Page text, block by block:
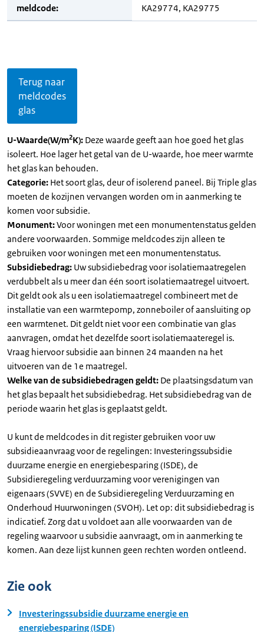
meldcode:
KA29774, KA29775
Terug naar
meldcodes
glas
U-Waarde(W/m2K): Deze waarde geeft aan hoe goed het glas
isoleert. Hoe lager het getal van de U-waarde, hoe meer warmte
het glas kan behouden.
Categorie: Het soort glas, deur of isolerend paneel. Bij Triple glas
moeten de kozijnen vervangen worden om in aanmerking te
komen voor subsidie.
Monument:Voor woningen met een monumentenstatus gelden
andere voorwaarden. Sommige meldcodes zijn alleen te
gebruiken voor woningen met een monumentenstatus.
Subsidiebedrag: Uw subsidiebedrag voor isolatiemaatregelen
verdubbelt als u meer dan één soort isolatiemaatregel uitvoert.
Dit geldt ook als u een isolatiemaatregel combineert met de
installatie van een warmtepomp, zonneboiler of aansluiting op
een warmtenet. Dit geldt niet voor een combinatie van glas
aanvragen, omdat het dezelfde soort isolatiemaateregel is.
Vraag hiervoor subsidie aan binnen 24 maanden na het
uitvoeren van de 1e maatregel.
Welke van de subsidiebedragen geldt: De plaatsingsdatum van
het glas bepaalt het subsidiebedrag. Het subsidiebedrag van de
periode waarin het glas is geplaatst geldt.
U kunt de meldcodes in dit register gebruiken voor uw
subsidieaanvraag voor de regelingen: Investeringssubsidie
duurzame energie en energiebesparing (ISDE), de
Subsidieregeling verduurzaming voor verenigingen van
eigenaars (SVVE) en de Subsidieregeling Verduurzaming en
Onderhoud Huurwoningen (SVOH). Let op: dit subsidiebedrag is
indicatief. Zorg dat u voldoet aan alle voorwaarden van de
regeling waarvoor u subsidie aanvraagt, om in aanmerking te
komen. Aan deze lijst kunnen geen rechten worden ontleend.
Zie ook
Investeringssubsidie duurzame energie en
energiebesparing (ISDE)